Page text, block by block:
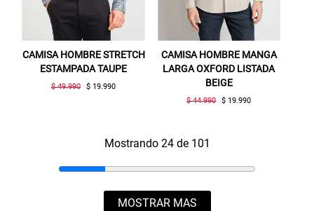
CAMISA HOMBRE STRETCH
ESTAMPADA TAUPE
$ 49.990 $ 19.990
CAMISA HOMBRE MANGA
LARGA OXFORD LISTADA
BEIGE
$ 44.990 $ 19.990
Mostrando 24 de 101
MOSTRAR MAS